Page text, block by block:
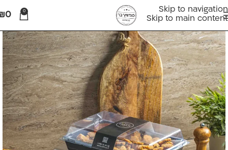
Skip to navigation
Skip to main content
0
0